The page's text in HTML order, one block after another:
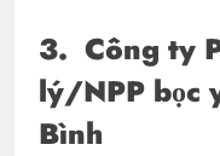
3. Công ty
lý/NPP bọc
Bình